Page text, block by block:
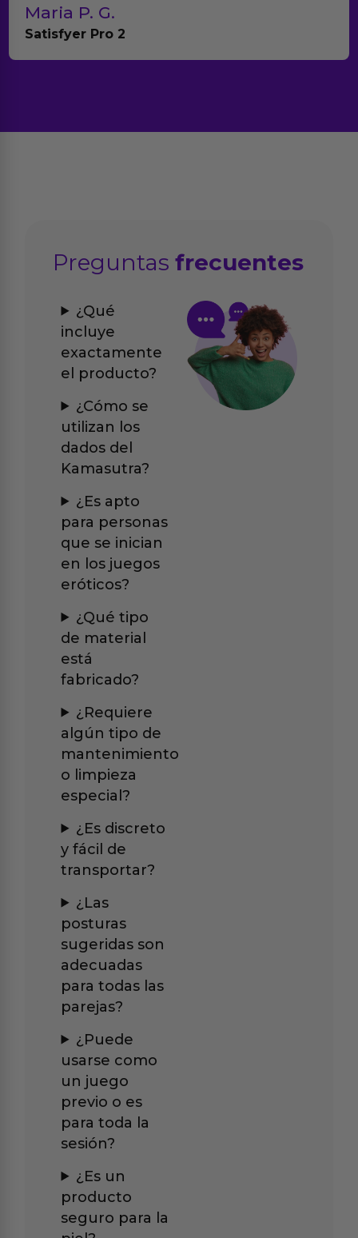
Maria P. G.
Satisfyer Pro 2
Preguntasfrecuentes
¿Qué
incluye
exactamente
el producto?
¿Cómo se
utilizan los
dados del
Kamasutra?
¿Es apto
para personas
que se inician
en los juegos
eróticos?
¿Qué tipo
de material
está
fabricado?
¿Requiere
algún tipo de
mantenimiento
o limpieza
especial?
¿Es discreto
y fácil de
transportar?
¿Las
posturas
sugeridas son
adecuadas
para todas las
parejas?
¿Puede
usarse como
un juego
previo o es
para toda la
sesión?
¿Es un
producto
seguro para la